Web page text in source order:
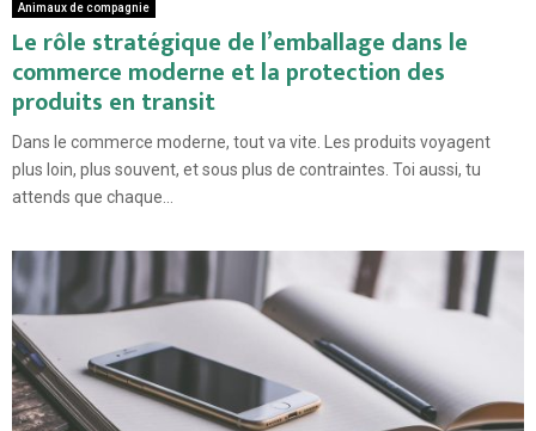
Animaux de compagnie
Le rôle stratégique de l’emballage dans le
commerce moderne et la protection des
produits en transit
Dans le commerce moderne, tout va vite. Les produits voyagent
plus loin, plus souvent, et sous plus de contraintes. Toi aussi, tu
attends que chaque...